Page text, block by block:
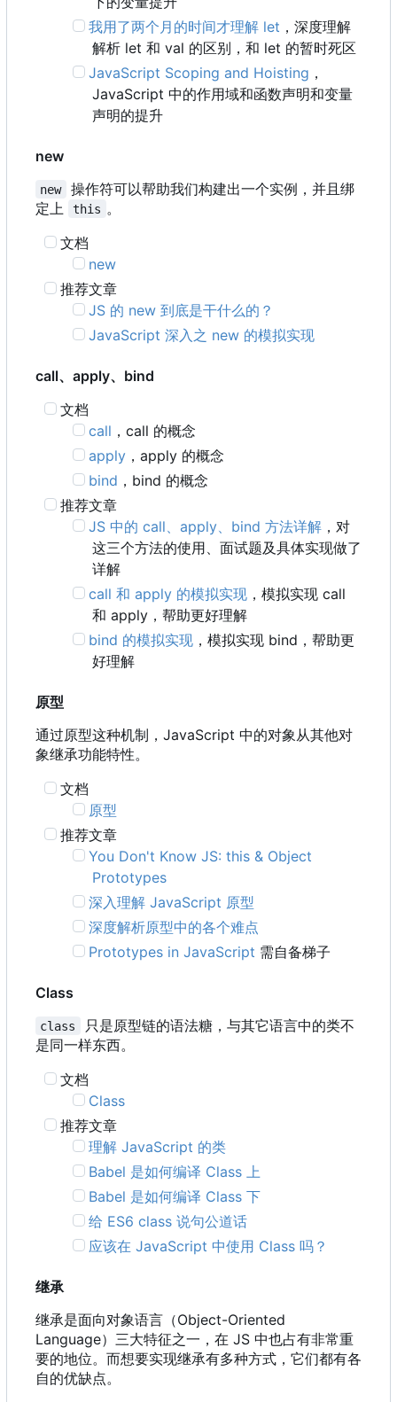
我用了两个月的时间才理解 let ，深度理解
解析 let 和 val 的区别，和 let 的暂时死区
JavaScript Scoping and Hoisting ，
JavaScript 中的作用域和函数声明和变量
声明的提升
new
new
操作符可以帮助我们构建出一个实例，并且绑
定上
this 。
文档
new
推荐文章
JS 的 new 到底是干什么的？
JavaScript 深入之 new 的模拟实现
call、apply、bind
文档
call ，call 的概念
apply ，apply 的概念
bind ， bind 的概念
推荐文章
JS 中的 call、apply、bind 方法详解 ，对
这三个方法的使用、面试题及具体实现做了
详解
call 和 apply 的模拟实现 ，模拟实现 call
和 apply ， 帮助更好理解
bind 的模拟实现 ，模拟实现 bind ，帮助更
好理解
原型
通过原型这种机制 ， JavaScript 中的对象从其他对
象继承功能特性。
文档
原型
推荐文章
You Don't Know JS: this & Object
Prototypes
深入理解 JavaScript 原型
深度解析原型中的各个难点
Prototypes in JavaScript 需自备梯子
Class
class
只是原型链的语法糖，与其它语言中的类不
是同一样东西。
文档
Class
推荐文章
理解 JavaScript 的类
Babel 是如何编译 Class 上
Babel 是如何编译 Class 下
给 ES6 class 说句公道话
应该在 JavaScript 中使用 Class 吗？
继承
继承是面向对象语言 （Object-Oriented
Language） 三大特征之一 ， 在 JS 中也占有非常重
要的地位。而想要实现继承有多种方式，它们都有各
自的优缺点。